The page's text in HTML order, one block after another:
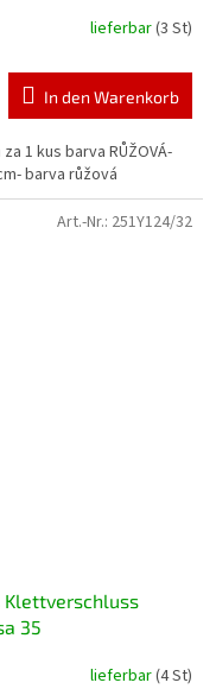
lieferbar(3 St)
In den Warenkorb
1 kus barva RŮŽOVÁ-
barva růžová
Klettverschluss
35
lieferbar(4 St)
Art.-Nr.: 251Y124/32